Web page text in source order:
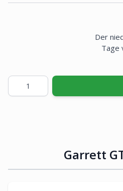
Der
Tage
Menge
Garrett